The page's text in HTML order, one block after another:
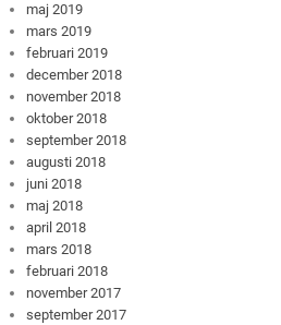
maj 2019
mars 2019
februari 2019
december 2018
november 2018
oktober 2018
september 2018
augusti 2018
juni 2018
maj 2018
april 2018
mars 2018
februari 2018
november 2017
september 2017